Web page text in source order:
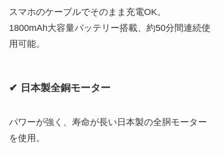
スマホのケーブルでそのまま充電OK。
1800mAh大容量バッテリー搭載、約50分間連続使
用可能。
✔ 日本製全銅モーター
パワーが強く、寿命が長い日本製の全胴モーター
を使用。